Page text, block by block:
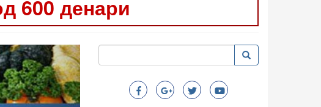
600 денари
Следно
Search
Пребарување Пребарување